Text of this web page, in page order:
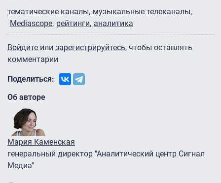
тематические каналы музыкальные телеканалы
Mediascope рейтинги аналитика
Войдите или зарегистрируйтесь, чтобы оставлять
комментарии
Поделиться:
Об авторе
Мария Каменская
генеральный директор "Аналитический центр Сигнал
Медиа"